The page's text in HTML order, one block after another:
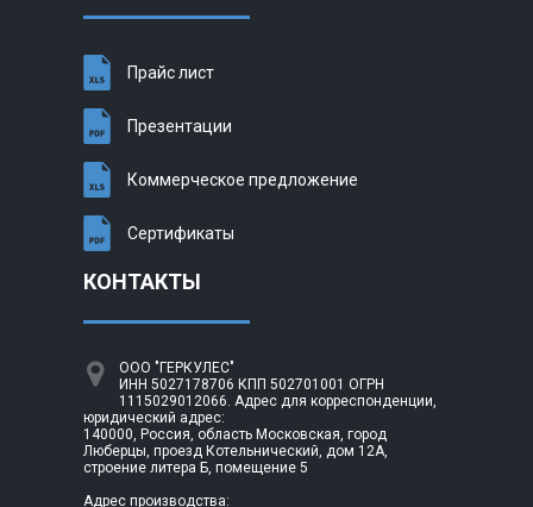
Прайс лист
Презентации
Коммерческое предложение
Сертификаты
КОНТАКТЫ
ООО "ГЕРКУЛЕС"
ИНН 5027178706 КПП 502701001 ОГРН
1115029012066. Адрес для корреспонденции,
юридический адрес:
140000, Россия, область Московская, город
Люберцы, проезд Котельнический, дом 12А,
строение литера Б, помещение 5
Адрес производства: